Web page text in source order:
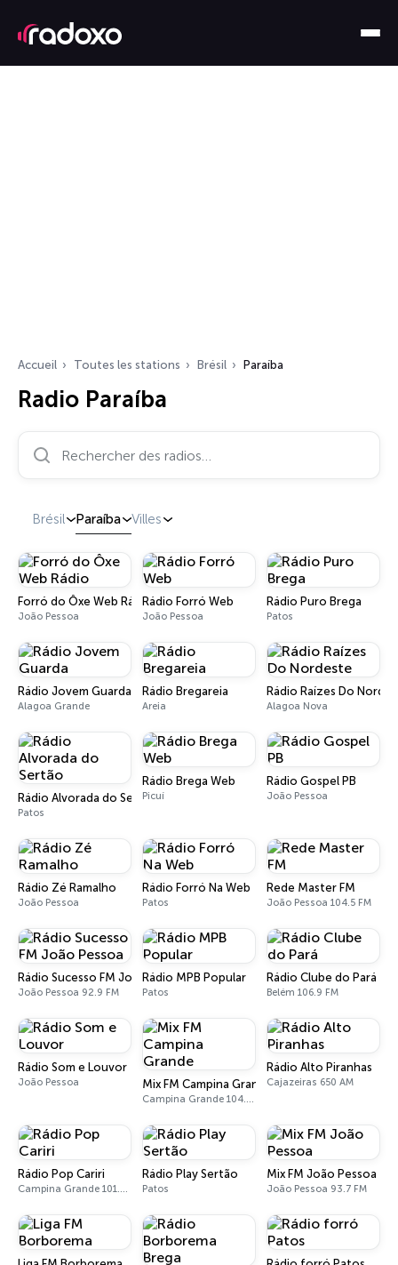
Accueil Toutes les stations Brésil Paraíba
Radio Paraíba
Rechercher des radios…
Brésil Paraíba Villes
Forró do Ôxe Web Rádio
João Pessoa
Rádio Forró Web
João Pessoa
Rádio Puro Brega
Patos
Rádio Jovem Guarda
Alagoa Grande
Rádio Bregareia
Areia
Rádio Raízes Do
Alagoa Nova
Rádio Alvorada do Sertão
Patos
Rádio Brega Web
Picuí
Rádio Gospel PB
João Pessoa
Rádio Zé Ramalho
João Pessoa
Rádio Forró Na Web
Patos
Rede Master FM
João Pessoa 104.5 FM
Rádio Sucesso FM João Pessoa
João Pessoa 92.9 FM
Rádio MPB Popular
Patos
Rádio Clube do Pará
Belém 106.9 FM
Rádio Som e Louvor
João Pessoa Mix FM Campina Grande
Campina Grande 104.7 FM
Rádio Alto Piranhas
Cajazeiras 650 AM
Rádio Pop Cariri
Campina Grande 101.1 FM
Rádio Play Sertão
Patos
Mix FM João Pessoa
João Pessoa 93.7 FM